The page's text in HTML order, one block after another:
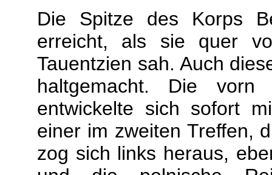
Die Spitze des Korps
erreicht, als sie quer
Tauentzien sah. Auch
haltgemacht. Die vorn
entwickelte sich sofort
einer im zweiten Treffen,
zog sich links heraus,